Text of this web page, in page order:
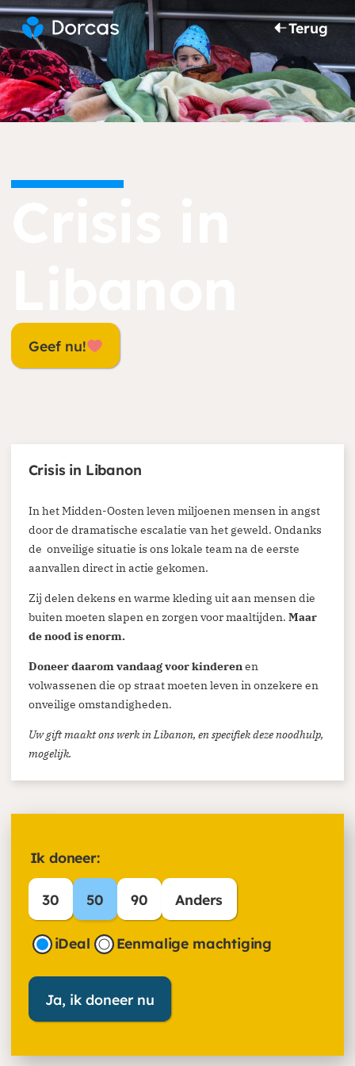
Terug
Geef nu!
Crisis in Libanon
In het Midden-Oosten leven miljoenen mensen in angst
door de dramatische escalatie van het geweld. Ondanks
de onveilige situatie is ons lokale team na de eerste
aanvallen direct in actie gekomen.
Zij delen dekens en warme kleding uit aan mensen die
buiten moeten slapen en zorgen voor maaltijden. Maar
de nood is enorm.
Doneer daarom vandaag voor kinderenen
volwassenen die op straat moeten leven in onzekere en
onveilige omstandigheden.
Uw gift maakt ons werk in Libanon, en specifiek deze noodhulp,
mogelijk.
Ik doneer:
30 50 90 Anders
iDeal Eenmalige machtiging
Je kunt eenmalig of periodiek doneren via
onze website. Ga naar de donatiepagina en
kies het thema of land waar je aan wilt
bijdragen. Periodiek schenken biedt ook
belastingvoordeel.